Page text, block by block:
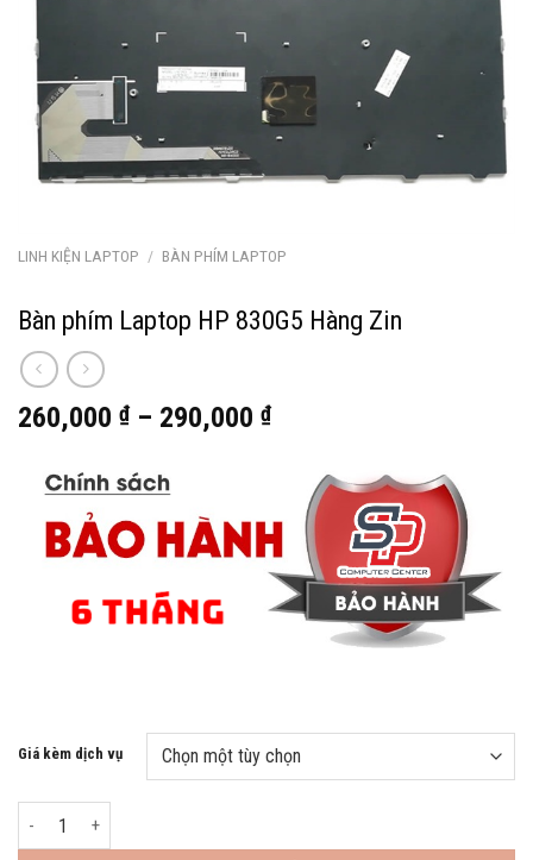
LINH KIỆN LAPTOP / BÀN PHÍM LAPTOP
Bàn phím Laptop HP 830G5 Hàng Zin
260,000 ₫– 290,000 ₫
Giá kèm dịch vụ
Bàn phím Laptop HP 830G5 Hàng Zin số lượng